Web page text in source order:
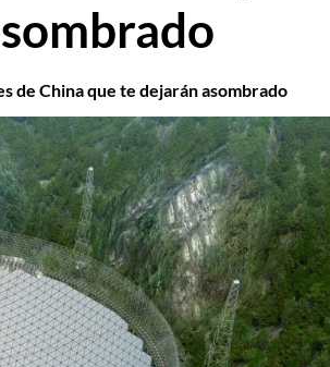
de China que te dejarán asombrado